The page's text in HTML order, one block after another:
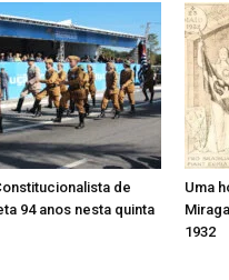
de
94 anos nesta quinta
Uma
1932